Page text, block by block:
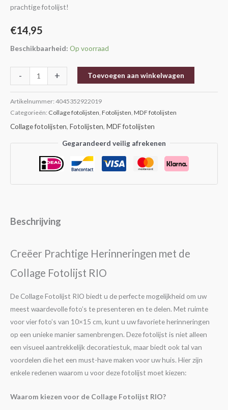
prachtige fotolijst!
€14,95
Beschikbaarheid: Op voorraad
- + Toevoegen aan winkelwagen
Artikelnummer: 4045352922019
Categorieën: Collage fotolijsten Fotolijsten MDF fotolijsten
Collage fotolijsten, Fotolijsten, MDF fotolijsten
Gegarandeerd veilig afrekenen
Beschrijving
Creëer Prachtige Herinneringen met de
Collage Fotolijst RIO
De Collage Fotolijst RIO biedt u de perfecte mogelijkheid om uw
meest waardevolle foto’s te presenteren en te delen. Met ruimte
voor vier foto’s van 10×15 cm, kunt u uw favoriete herinneringen
op een unieke manier samenbrengen. Deze fotolijst is niet alleen
een visueel aantrekkelijk decoratiestuk, maar biedt ook tal van
voordelen die het een must-have maken voor uw huis. Hier zijn
enkele redenen waarom u voor deze fotolijst moet kiezen:
Waarom kiezen voor de Collage Fotolijst RIO?